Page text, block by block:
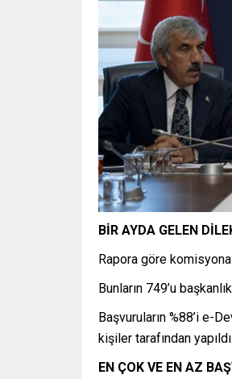
BİR AYDA GELEN
Rapora göre
Bunların 749’u
Başvuruların %88’i e-
kişiler tarafından yapıldı.
EN ÇOK VE EN AZ